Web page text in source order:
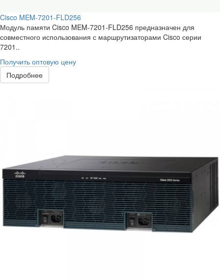
Cisco MEM-7201-FLD256
Модуль памяти Cisco MEM-7201-FLD256 предназначен для
совместного использования с маршрутизаторами Cisco серии
7201..
Получить оптовую цену
Подробнее